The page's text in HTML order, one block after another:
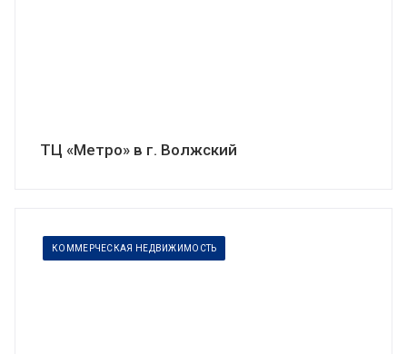
ТЦ «Метро» в г. Волжский
КОММЕРЧЕСКАЯ НЕДВИЖИМОСТЬ